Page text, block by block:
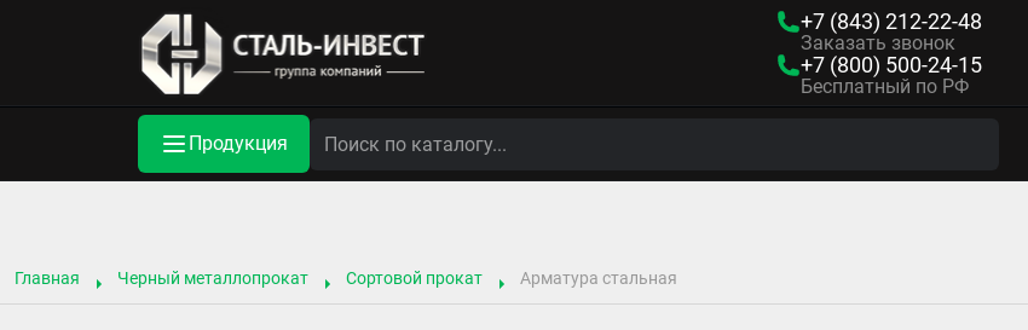
+7 (843) 212-22-48
Заказать звонок
+7 (800) 500-24-15
Бесплатный по РФ
Продукция
Главная Черный металлопрокат Сортовой прокат Арматура стальная